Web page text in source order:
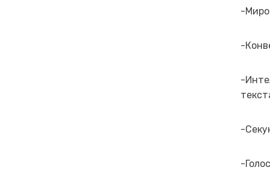
-
-
-
-
-